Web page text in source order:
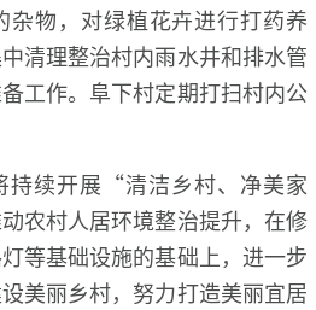
杂物，对绿植花卉进行打药养
清理整治村内雨水井和排水管
工作。阜下村定期打扫村内公
持续开展“清洁乡村、净美家
农村人居环境整治提升，在修
等基础设施的基础上，进一步
美丽乡村，努力打造美丽宜居